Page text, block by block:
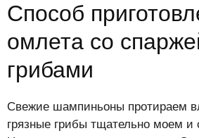
Способ
омлета со
грибами
Свежие шампиньоны протираем
грязные грибы тщательно моем